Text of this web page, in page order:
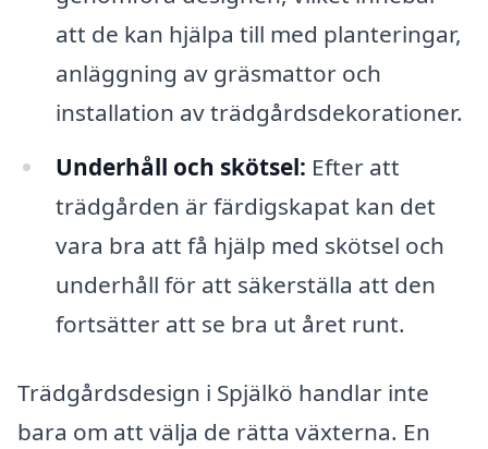
att de kan hjälpa till med planteringar,
anläggning av gräsmattor och
installation av trädgårdsdekorationer.
Underhåll och skötsel: Efter att
trädgården är färdigskapat kan det
vara bra att få hjälp med skötsel och
underhåll för att säkerställa att den
fortsätter att se bra ut året runt.
Trädgårdsdesign i Spjälkö handlar inte
bara om att välja de rätta växterna. En